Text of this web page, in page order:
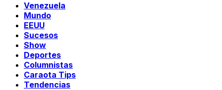
Venezuela
Mundo
EEUU
Sucesos
Show
Deportes
Columnistas
Caraota Tips
Tendencias